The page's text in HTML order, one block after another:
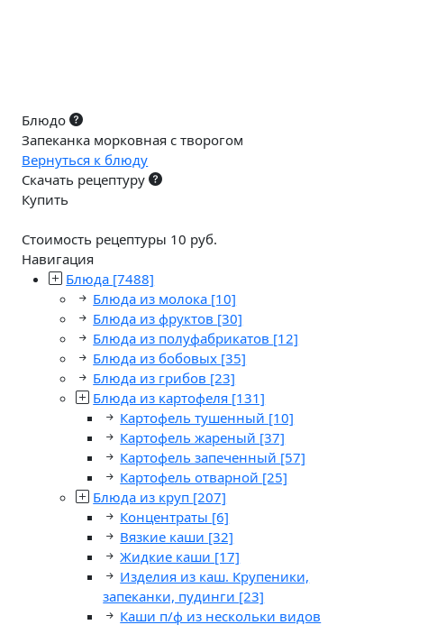
Блюдо
Запеканка морковная с творогом
Вернуться к блюду
Скачать рецептуру
Купить
Стоимость рецептуры 10 руб.
Навигация
Блюда [7488]
Блюда из молока [10]
Блюда из фруктов [30]
Блюда из полуфабрикатов [12]
Блюда из бобовых [35]
Блюда из грибов [23]
Блюда из картофеля [131]
Картофель тушенный [10]
Картофель жареный [37]
Картофель запеченный [57]
Картофель отварной [25]
Блюда из круп [207]
Концентраты [6]
Вязкие каши [32]
Жидкие каши [17]
Изделия из каш. Крупеники,
запеканки, пудинги [23]
Каши п/ф из нескольки видов